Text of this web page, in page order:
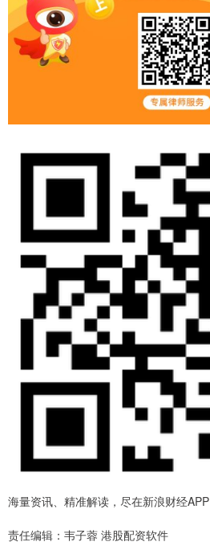
海量资讯、精准解读，尽在新浪财经APP
责任编辑：韦子蓉 港股配资软件